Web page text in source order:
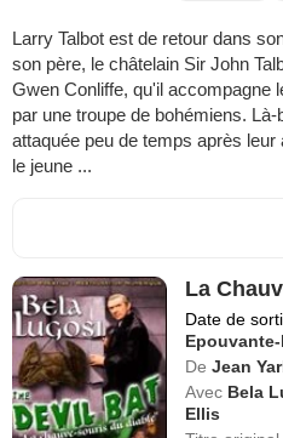
Larry Talbot est de retour dans
son père, le châtelain Sir John
Gwen Conliffe, qu'il accompagne
par une troupe de bohémiens.
attaquée peu de temps après
le jeune ...
La
Date de
De Jean
Avec Bela
Ellis